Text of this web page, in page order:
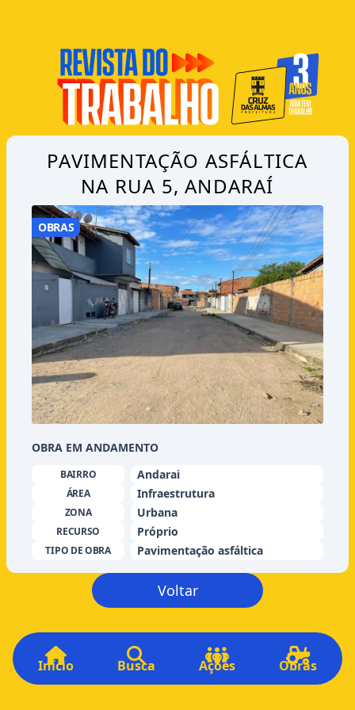
PAVIMENTAÇÃO ASFÁLTICA
NA RUA 5, ANDARAÍ
OBRAS
OBRA EM ANDAMENTO
BAIRRO Andarai
ÁREA Infraestrutura
ZONA Urbana
RECURSO Próprio
TIPO DE OBRA Pavimentação asfáltica
Voltar
Início Busca Ações Obras